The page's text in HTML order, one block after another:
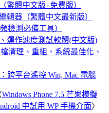
繁體中文版+免費版）
輯器（繁體中文最新版）
檢測必備工具）
運作速度測試軟體(中文版)
檔清理、重組、系統最佳化、
跨平台遙控 Win, Mac 電腦
Windows Phone 7.5 芒果模擬
中試用 WP 手機介面〉